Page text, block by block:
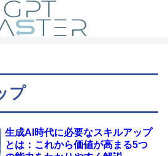
プ
生成AI時代に必要なスキルアップ
とは：これから価値が高まる5つ